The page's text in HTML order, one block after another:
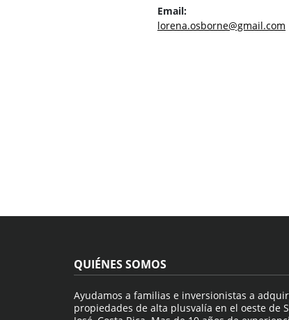
Email:
lorena.osborne@gmail.com
QUIÉNES SOMOS
Ayudamos a familias e inversionistas a
propiedades de alta plusvalía en el oeste de